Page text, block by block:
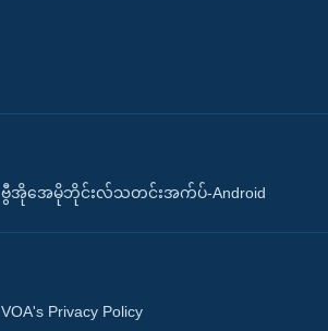
ဗွီအိုအေမိုဘိုင်းလ်သတင်းအက်ပ်-Android
VOA's Privacy Policy